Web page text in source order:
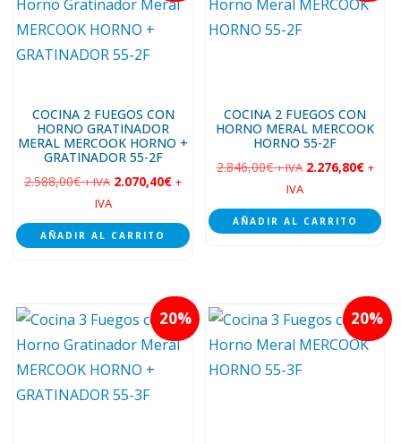
alto
COCINA 2 FUEGOS CON
HORNO GRATINADOR
MERAL MERCOOK HORNO +
GRATINADOR 55-2F
2.588,00€ + IVA 2.070,40€ +
IVA
AÑADIR AL CARRITO
COCINA 2 FUEGOS CON
HORNO MERAL MERCOOK
HORNO 55-2F
2.846,00€ + IVA 2.276,80€ +
IVA
AÑADIR AL CARRITO
20 20